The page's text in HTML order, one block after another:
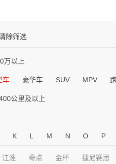
除筛选
万以上
车 豪华车 SUV MPV
公里及以上
K L M N O P
江淮 奇点 金杯 捷尼赛思